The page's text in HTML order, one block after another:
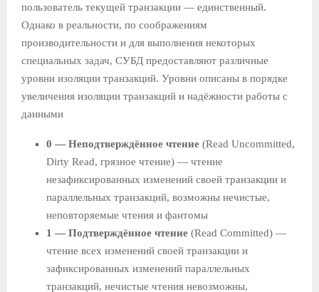
пользователь текущей транзакции — единственный.
Однако в реальности, по соображениям
производительности и для выполнения некоторых
специальных задач, СУБД предоставляют различные
уровни изоляции транзакций. Уровни описаны в порядке
увеличения изоляции транзакций и надёжности работы с
данными
0 — Неподтверждённое чтение (Read Uncommitted,
Dirty Read, грязное чтение) — чтение
незафиксированных изменений своей транзакции и
параллельных транзакций, возможны нечистые,
неповторяемые чтения и фантомы
1 — Подтверждённое чтение (Read Committed) —
чтение всех изменений своей транзакции и
зафиксированных изменений параллельных
транзакций, нечистые чтения невозможны,